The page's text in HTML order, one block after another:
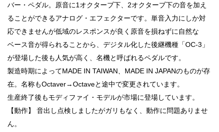
バー・ペダル。原音に1オクターブ下、2オクターブ下の音を加え
ることができるアナログ・エフェクターです。単音入力にしか対
応できませんが低域のレスポンスが良く原音を損ねずに自然な
ベース音が得られることから、デジタル化した後継機種「OC-3」
が登場した後も人気が高く、名機と呼ばれるペダルです。
製造時期によってMADE IN TAIWAN、MADE IN JAPANのものが存
在。名称もOctaver→Octaveと途中で変更されています。
生産終了後もモディファイ・モデルが市場に登場しています。
【動作】 音出し点検しましたがガリもなく、動作に問題ありませ
ん。